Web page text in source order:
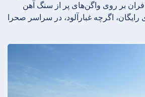
بر روی واگن‌های پر از سنگ آهن
اگرچه غبارآلود، در سراسر صحرا